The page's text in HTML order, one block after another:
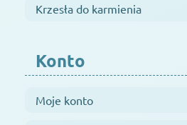
Krzesła do karmienia
Konto
Moje konto